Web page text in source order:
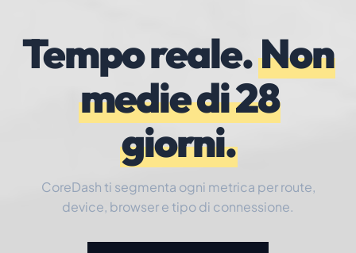
Tempo reale.Non
medie di 28
giorni.
CoreDash ti segmenta ogni metrica per route,
device, browser e tipo di connessione.